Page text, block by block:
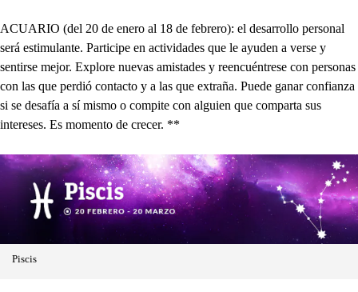
ACUARIO (del 20 de enero al 18 de febrero): el desarrollo personal
será estimulante. Participe en actividades que le ayuden a verse y
sentirse mejor. Explore nuevas amistades y reencuéntrese con personas
con las que perdió contacto y a las que extraña. Puede ganar confianza
si se desafía a sí mismo o compite con alguien que comparta sus
intereses. Es momento de crecer. **
Piscis